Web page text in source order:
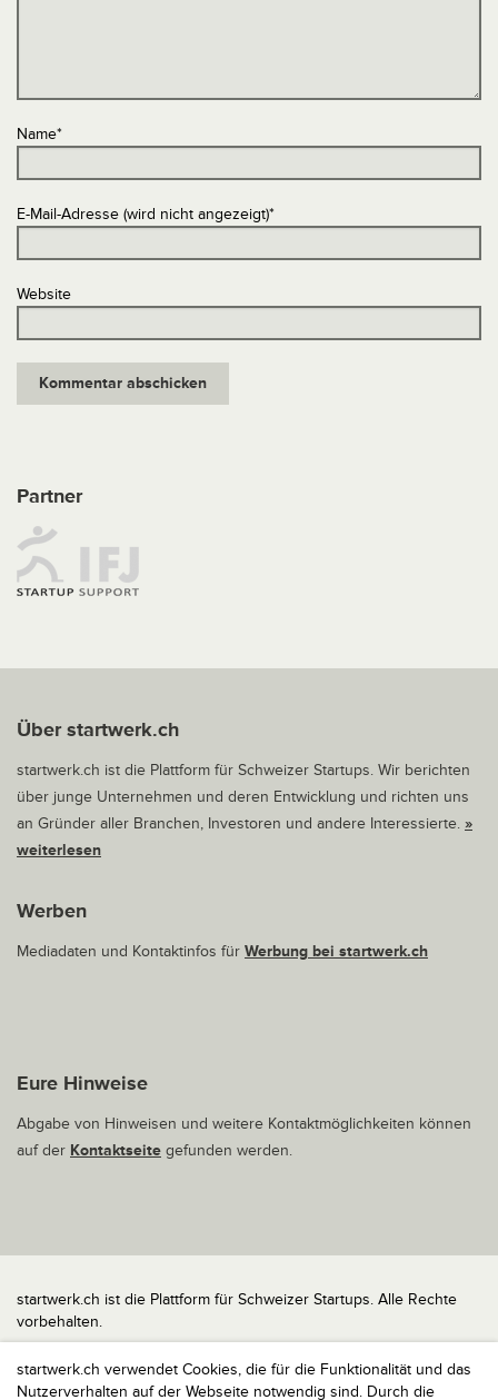
startwerk.ch verwendet Cookies, die für die Funktionalität und das
Nutzerverhalten auf der Webseite notwendig sind. Durch die
Name*
E-Mail-Adresse (wird nicht angezeigt)*
Website
Partner
Über startwerk.ch
startwerk.ch ist die Plattform für Schweizer Startups. Wir berichten
über junge Unternehmen und deren Entwicklung und richten uns
an Gründer aller Branchen, Investoren und andere Interessierte. »
weiterlesen
Werben
Mediadaten und Kontaktinfos für Werbung bei startwerk.ch
Eure Hinweise
Abgabe von Hinweisen und weitere Kontaktmöglichkeiten können
auf der Kontaktseite gefunden werden.
startwerk.ch ist die Plattform für Schweizer Startups. Alle Rechte
vorbehalten.
Impressum
Kontakt